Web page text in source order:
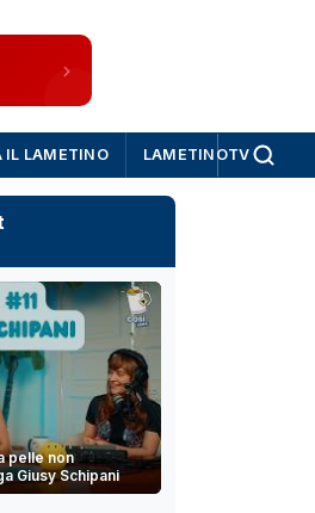
IL LAMETINO LAMETINOTV
pelle non
Giusy Schipani